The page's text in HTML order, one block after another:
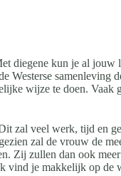
diegene kun je al jouw
Westerse samenleving
wijze te doen. Vaak
zal veel werk, tijd en
zal de vrouw de
Zij zullen dan ook meer
vind je makkelijk op de